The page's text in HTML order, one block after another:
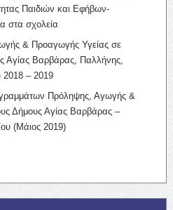
Παιδιών και Εφήβων-
στα σχολεία
& Προαγωγής Υγείας σε
Αγίας Βαρβάρας, Παλλήνης,
2018 – 2019
Πρόληψης, Αγωγής &
Δήμους Αγίας Βαρβάρας –
(Μάιος 2019)